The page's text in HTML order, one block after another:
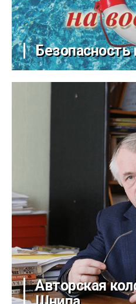
Безопасность
Авторская